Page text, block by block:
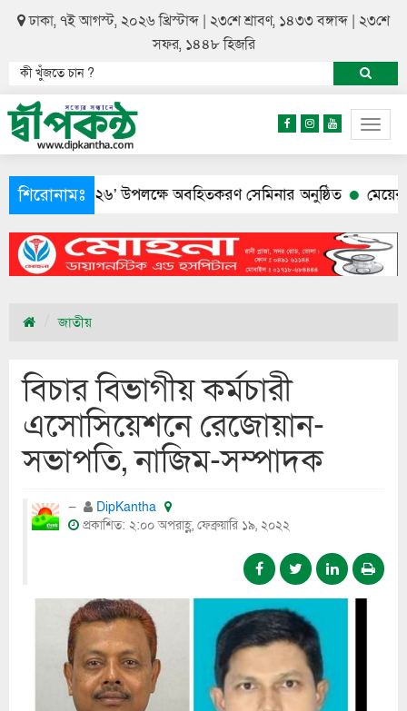
ঢাকা, ৭ই আগস্ট, ২০২৬ খ্রিস্টাব্দ | ২৩শে শ্রাবণ, ১৪৩৩ বঙ্গাব্দ | ২৩শে
সফর, ১৪৪৮ হিজরি
শিরোনামঃ
২০২৬’ উপলক্ষে অবহিতকরণ সেমিনার অনুষ্ঠিত মেয়ের
জাতীয়
বিচার বিভাগীয় কর্মচারী
এসোসিয়েশনে রেজোয়ান-
সভাপতি, নাজিম-সম্পাদক
DipKantha
প্রকাশিত: ২:০০ অপরাহ্ণ, ফেব্রুয়ারি ১৯, ২০২২